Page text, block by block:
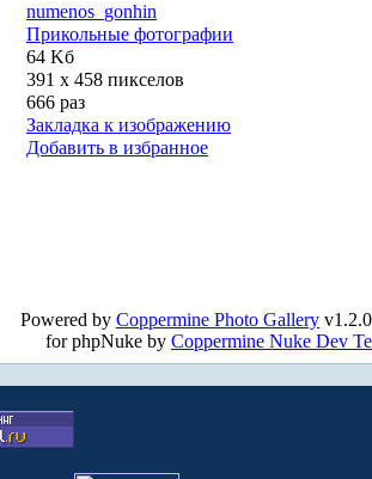
numenos_gonhin
Прикольные фотографии
64 Kб
391 x 458 пикселов
666 раз
Закладка к изображению
Добавить в избранное
Powered by Coppermine Photo Gallery
for phpNuke by Coppermine Nuke Dev